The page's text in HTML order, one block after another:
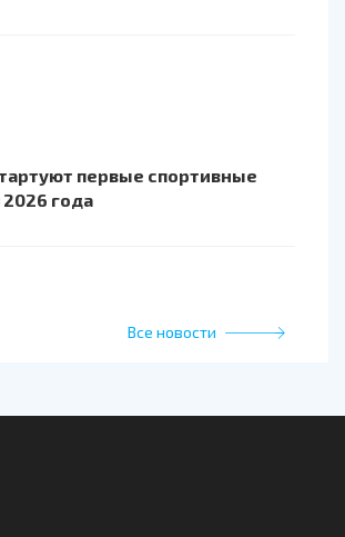
первые спортивные
2026 года
Все новости